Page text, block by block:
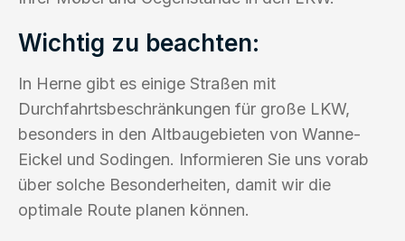
Wichtig zu beachten:
In Herne gibt es einige Straßen mit
Durchfahrtsbeschränkungen für große LKW,
besonders in den Altbaugebieten von Wanne-
Eickel und Sodingen. Informieren Sie uns vorab
über solche Besonderheiten, damit wir die
optimale Route planen können.